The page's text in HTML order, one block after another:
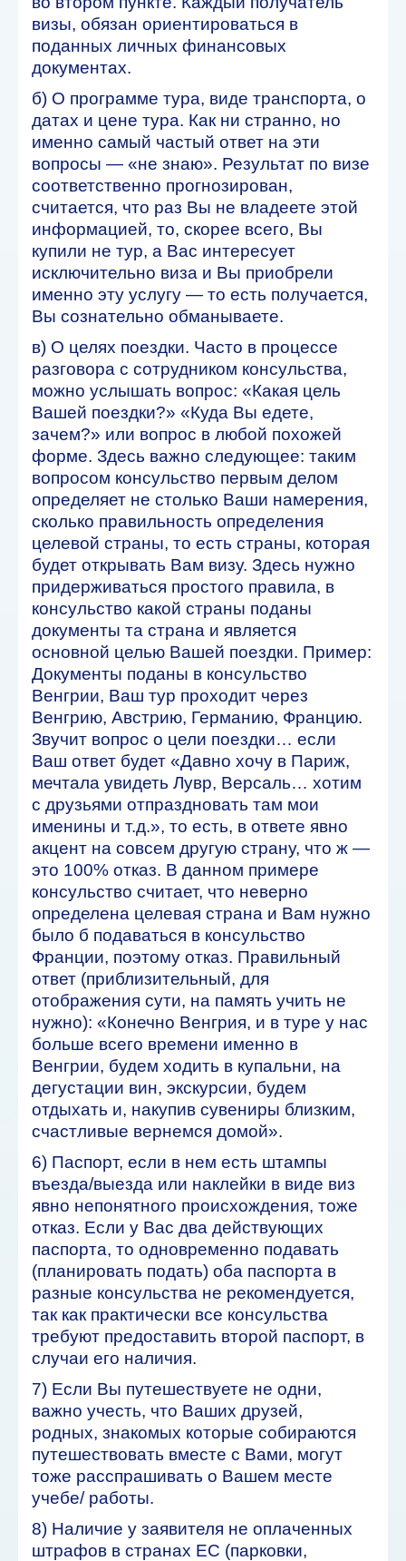
визы, обязан ориентироваться в
поданных личных финансовых
документах.
б) О программе тура, виде транспорта, о
датах и цене тура. Как ни странно, но
именно самый частый ответ на эти
вопросы — «не знаю». Результат по визе
соответственно прогнозирован,
считается, что раз Вы не владеете этой
информацией, то, скорее всего, Вы
купили не тур, а Вас интересует
исключительно виза и Вы приобрели
именно эту услугу — то есть получается,
Вы сознательно обманываете.
в) О целях поездки. Часто в процессе
разговора с сотрудником консульства,
можно услышать вопрос: «Какая цель
Вашей поездки?» «Куда Вы едете,
зачем?» или вопрос в любой похожей
форме. Здесь важно следующее: таким
вопросом консульство первым делом
определяет не столько Ваши намерения,
сколько правильность определения
целевой страны, то есть страны, которая
будет открывать Вам визу. Здесь нужно
придерживаться простого правила, в
консульство какой страны поданы
документы та страна и является
основной целью Вашей поездки. Пример:
Документы поданы в консульство
Венгрии, Ваш тур проходит через
Венгрию, Австрию, Германию, Францию.
Звучит вопрос о цели поездки… если
Ваш ответ будет «Давно хочу в Париж,
мечтала увидеть Лувр, Версаль… хотим
с друзьями отпраздновать там мои
именины и т.д.», то есть, в ответе явно
акцент на совсем другую страну, что ж —
это 100% отказ. В данном примере
консульство считает, что неверно
определена целевая страна и Вам нужно
было б подаваться в консульство
Франции, поэтому отказ. Правильный
ответ (приблизительный, для
отображения сути, на память учить не
нужно): «Конечно Венгрия, и в туре у нас
больше всего времени именно в
Венгрии, будем ходить в купальни, на
дегустации вин, экскурсии, будем
отдыхать и, накупив сувениры близким,
счастливые вернемся домой».
6) Паспорт, если в нем есть штампы
въезда/выезда или наклейки в виде виз
явно непонятного происхождения, тоже
отказ. Если у Вас два действующих
паспорта, то одновременно подавать
(планировать подать) оба паспорта в
разные консульства не рекомендуется,
так как практически все консульства
требуют предоставить второй паспорт, в
случаи его наличия.
7) Если Вы путешествуете не одни,
важно учесть, что Ваших друзей,
родных, знакомых которые собираются
путешествовать вместе с Вами, могут
тоже расспрашивать о Вашем месте
учебе/ работы.
8) Наличие у заявителя не оплаченных
штрафов в странах ЕС (парковки,